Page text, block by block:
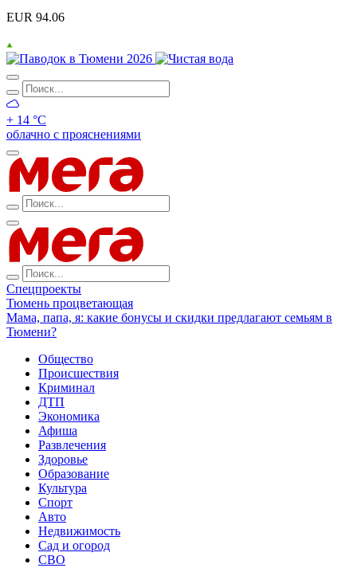
EUR 94.06
+ 14 °С
облачно с прояснениями
Спецпроекты
Тюмень процветающая
Мама, папа, я: какие бонусы и скидки предлагают семьям в
Тюмени?
Общество
Происшествия
Криминал
ДТП
Экономика
Афиша
Развлечения
Здоровье
Образование
Культура
Спорт
Авто
Недвижимость
Сад и огород
СВО